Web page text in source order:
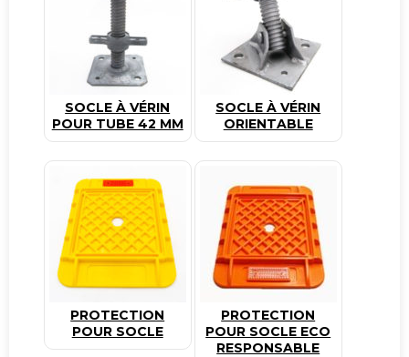
SOCLE À VÉRIN
POUR TUBE 42 MM
SOCLE À VÉRIN
ORIENTABLE
PROTECTION
POUR SOCLE
PROTECTION
POUR SOCLE ECO
RESPONSABLE